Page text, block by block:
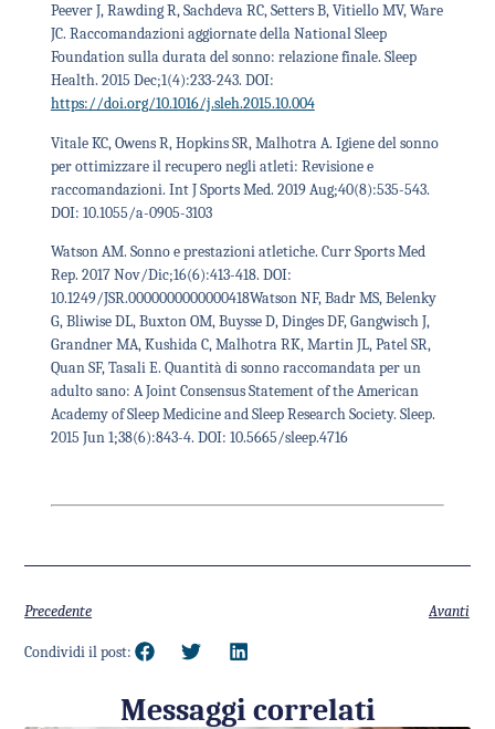
Peever J, Rawding R, Sachdeva RC, Setters B, Vitiello MV, Ware
JC. Raccomandazioni aggiornate della National Sleep
Foundation sulla durata del sonno: relazione finale. Sleep
Health. 2015 Dec;1(4):233-243. DOI:
https://doi.org/10.1016/j.sleh.2015.10.004
Vitale KC, Owens R, Hopkins SR, Malhotra A. Igiene del sonno
per ottimizzare il recupero negli atleti: Revisione e
raccomandazioni. Int J Sports Med. 2019 Aug;40(8):535-543.
DOI: 10.1055/a-0905-3103
Watson AM. Sonno e prestazioni atletiche. Curr Sports Med
Rep. 2017 Nov/Dic;16(6):413-418. DOI:
10.1249/JSR.0000000000000418Watson NF, Badr MS, Belenky
G, Bliwise DL, Buxton OM, Buysse D, Dinges DF, Gangwisch J,
Grandner MA, Kushida C, Malhotra RK, Martin JL, Patel SR,
Quan SF, Tasali E. Quantità di sonno raccomandata per un
adulto sano: A Joint Consensus Statement of the American
Academy of Sleep Medicine and Sleep Research Society. Sleep.
2015 Jun 1;38(6):843-4. DOI: 10.5665/sleep.4716
Precedente Avanti
Condividi il post:
Messaggi correlati